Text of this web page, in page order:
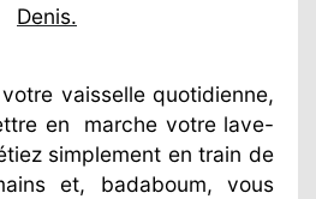
Denis.
vaisselle quotidienne,
en
marche votre lave-
simplement en train de
et, badaboum, vous